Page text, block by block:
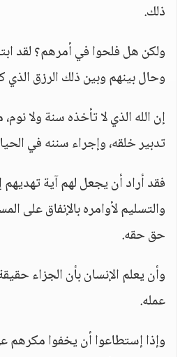
ذلك.
ولكن هل فلحوا في أمرهم؟ لقد
وحال بينهم وبين ذلك الرزق الذي
إن الله الذي لا تأخذه سنة ولا
تدبير خلقه، وإجراء سننه في
فقد أراد أن يجعل لهم آية تهديهم
والتسليم لأوامره بالإنفاق على
حق حقه.
وأن يعلم الإنسان بأن الجزاء
عمله.
وإذا إستطاعوا أن يخفوا مكرهم